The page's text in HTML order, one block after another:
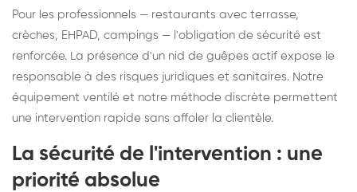
Pour les professionnels — restaurants avec terrasse,
crèches, EHPAD, campings — l'obligation de sécurité est
renforcée. La présence d'un nid de guêpes actif expose le
responsable à des risques juridiques et sanitaires. Notre
équipement ventilé et notre méthode discrète permettent
une intervention rapide sans affoler la clientèle.
La sécurité de l'intervention : une
priorité absolue